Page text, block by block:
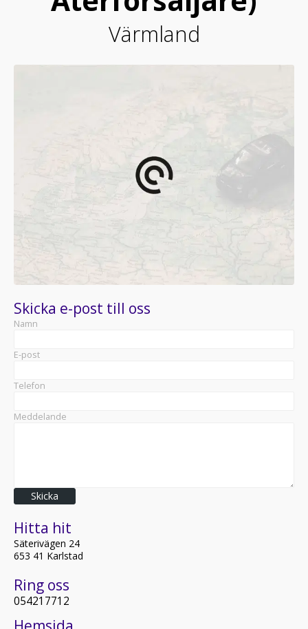
Värmland
Skicka e-post till oss
Namn
E-post
Telefon
Meddelande
Skicka
Hitta hit
Säterivägen 24
653 41 Karlstad
Ring oss
054217712